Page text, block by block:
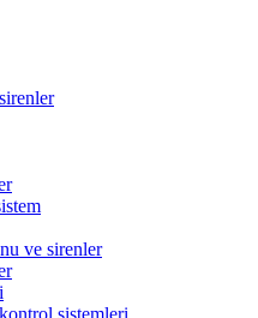
ve sirenler